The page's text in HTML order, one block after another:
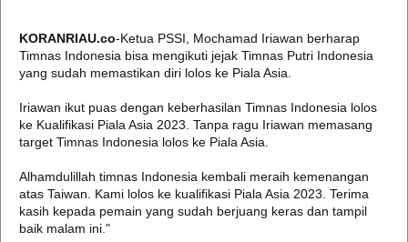
KORANRIAU.co-Ketua PSSI, Mochamad Iriawan berharap
Timnas Indonesia bisa mengikuti jejak Timnas Putri Indonesia
yang sudah memastikan diri lolos ke Piala Asia.
Iriawan ikut puas dengan keberhasilan Timnas Indonesia lolos
ke Kualifikasi Piala Asia 2023. Tanpa ragu Iriawan memasang
target Timnas Indonesia lolos ke Piala Asia.
Alhamdulillah timnas Indonesia kembali meraih kemenangan
atas Taiwan. Kami lolos ke kualifikasi Piala Asia 2023. Terima
kasih kepada pemain yang sudah berjuang keras dan tampil
baik malam ini."